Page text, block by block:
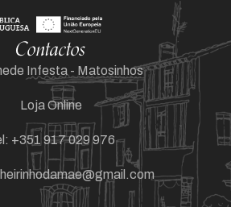
Contactos
Infesta - Matosinhos
Loja Online
+351 917 029 976